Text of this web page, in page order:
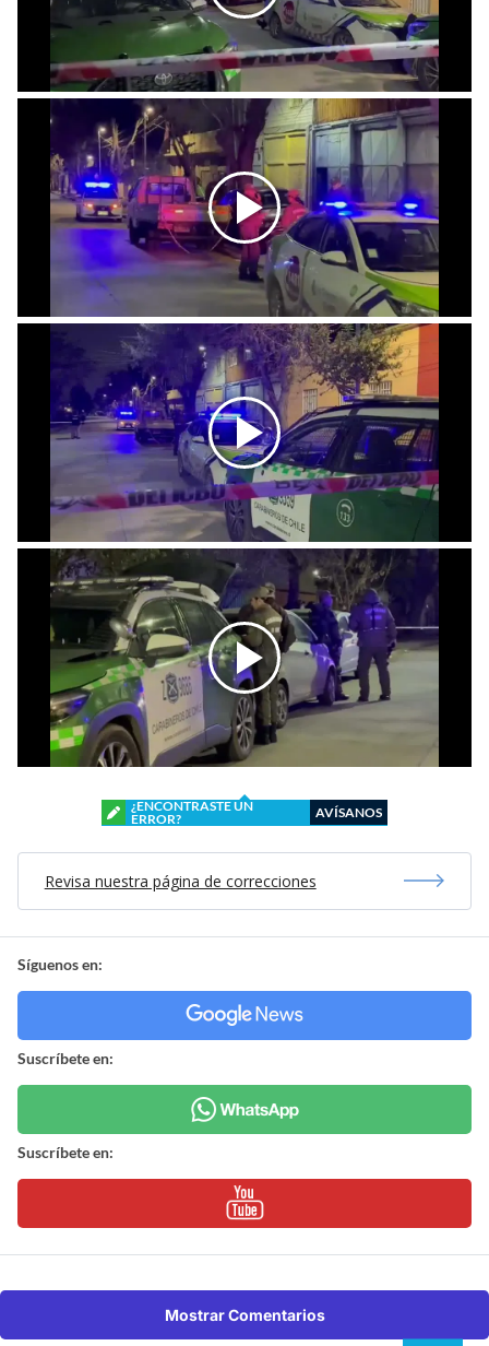
¿ENCONTRASTE UN
ERROR?
AVÍSANOS
Revisa nuestra página de correcciones
Síguenos en:
Suscríbete en:
Suscríbete en:
Mostrar Comentarios